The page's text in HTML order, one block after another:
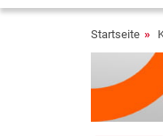
Startseite